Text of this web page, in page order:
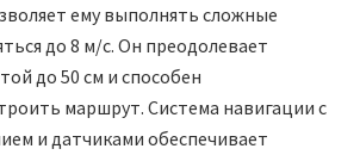
ему выполнять сложные
до 8 м/с. Он преодолевает
до 50 см и способен
маршрут. Система навигации с
и датчиками обеспечивает